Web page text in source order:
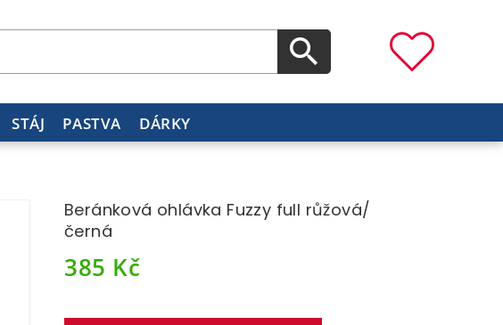
STÁJ PASTVA DÁRKY
Beránková ohlávka Fuzzy full růžová/
černá
385 Kč